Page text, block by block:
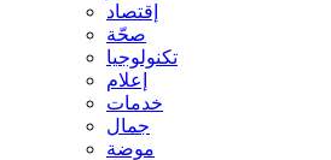
إقتصاد
صحّة
تكنولوجيا
إعلام
خدمات
جمال
موضة